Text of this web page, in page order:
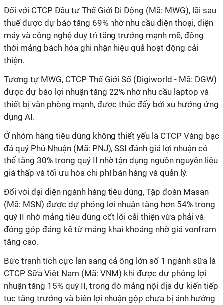
Đối với CTCP Đầu tư Thế Giới Di Động (Mã: MWG), lãi sau
thuế được dự báo tăng 69% nhờ nhu cầu điện thoại, điện
máy và công nghệ duy trì tăng trưởng mạnh mẽ, đồng
thời mảng bách hóa ghi nhận hiệu quả hoạt động cải
thiện.
Tương tự MWG, CTCP Thế Giới Số (Digiworld - Mã: DGW)
được dự báo lợi nhuận tăng 22% nhờ nhu cầu laptop và
thiết bị văn phòng mạnh, được thúc đẩy bởi xu hướng ứng
dụng AI.
Ở nhóm hàng tiêu dùng không thiết yếu là CTCP Vàng bạc
đá quý Phú Nhuận (Mã: PNJ), SSI đánh giá lợi nhuận có
thể tăng 30% trong quý II nhờ tận dụng nguồn nguyên liệu
giá thấp và tối ưu hóa chi phí bán hàng và quản lý.
Đối với đại diện ngành hàng tiêu dùng, Tập đoàn Masan
(Mã: MSN) được dự phóng lợi nhuận tăng hơn 54% trong
quý II nhờ mảng tiêu dùng cốt lõi cải thiện vừa phải và
đóng góp đáng kể từ mảng khai khoáng nhờ giá vonfram
tăng cao.
Bức tranh tích cực lan sang cả ông lớn số 1 ngành sữa là
CTCP Sữa Việt Nam (Mã: VNM) khi được dự phóng lợi
nhuận tăng 15% quý II, trong đó mảng nội địa dự kiến tiếp
tục tăng trưởng và biên lợi nhuận gộp chưa bị ảnh hưởng